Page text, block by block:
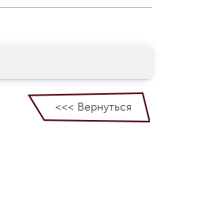
<<< Вернуться